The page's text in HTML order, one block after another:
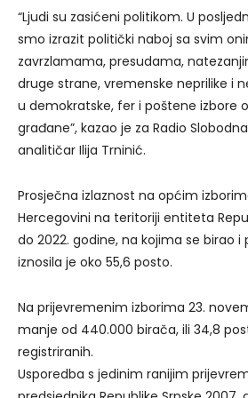
“Ljudi su zasićeni politikom. U
smo izrazit politički naboj sa svim
zavrzlamama, presudama,
druge strane, vremenske neprilike i
u demokratske, fer i poštene izbore
građane”, kazao je za Radio
analitičar Ilija Trninić.
Prosječna izlaznost na općim
Hercegovini na teritoriji entiteta
do 2022. godine, na kojima se birao i
iznosila je oko 55,6 posto.
Na prijevremenim izborima 23.
manje od 440.000 birača, ili 34,8
registriranih.
Usporedba s jedinim ranijim